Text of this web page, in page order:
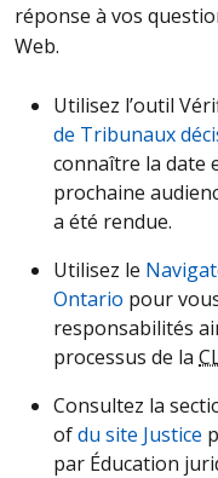
réponse à vos
Web.
Utilisez l’outil
de Tribunaux
connaître la date
prochaine
a été rendue.
Utilisez le
Ontario pour
responsabilités
processus de la
Consultez la
ofdu site Justice
par Éducation